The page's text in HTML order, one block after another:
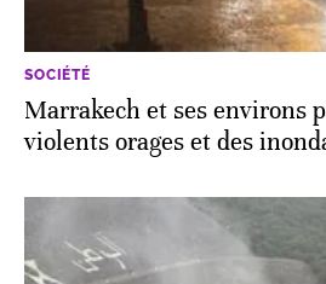
SOCIÉTÉ
Marrakech et ses environs
violents orages et des